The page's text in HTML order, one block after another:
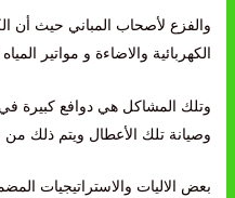
والفزع لأصحاب المباني حيث أن
الكهربائية والاضاءة و مواتير
وتلك المشاكل هي دوافع كبيرة
وصيانة تلك الأعطال ويتم ذلك من
بعض الاليات والاستراتيجيات